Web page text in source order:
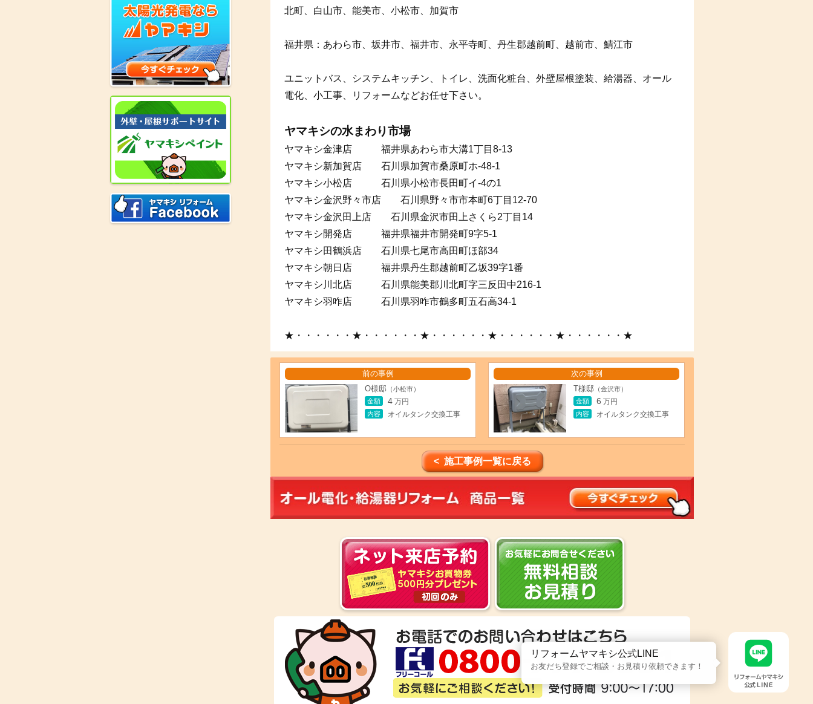
北町、白山市、能美市、小松市、加賀市
福井県：あわら市、坂井市、福井市、永平寺町、丹生郡越前町、越前市、鯖江市
ユニットバス、システムキッチン、トイレ、洗面化粧台、外壁屋根塗装、給湯器、オール
電化、小工事、リフォームなどお任せ下さい。
ヤマキシの水まわり市場
ヤマキシ金津店 福井県あわら市大溝1丁目8-13
ヤマキシ新加賀店 石川県加賀市桑原町ホ-48-1
ヤマキシ小松店 石川県小松市長田町イ-4の1
ヤマキシ金沢野々市店 石川県野々市市本町6丁目12-70
ヤマキシ金沢田上店 石川県金沢市田上さくら2丁目14
ヤマキシ開発店 福井県福井市開発町9字5-1
ヤマキシ田鶴浜店 石川県七尾市高田町ほ部34
ヤマキシ朝日店 福井県丹生郡越前町乙坂39字1番
ヤマキシ川北店 石川県能美郡川北町字三反田中216-1
ヤマキシ羽咋店 石川県羽咋市鶴多町五石高34-1
★・・・・・・★・・・・・・★・・・・・・★・・・・・・★・・・・・・★
前の事例
O様邸 （小松市）
金額
4 万円
内容
オイルタンク交換工事
次の事例
T様邸 （金沢市）
金額
6 万円
内容
オイルタンク交換工事
< 施工事例一覧に戻る
リフォームヤマキシ公式LINE
お友だち登録でご相談・お見積り依頼できます！